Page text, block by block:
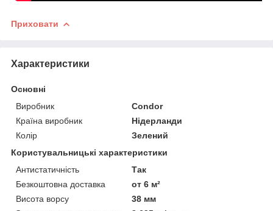
Приховати
Характеристики
Основні
Виробник
Condor
Країна виробник
Нідерланди
Колір
Зелений
Користувальницькі характеристики
Антистатичність
Так
Безкоштовна доставка
от 6 м²
Висота ворсу
38 мм